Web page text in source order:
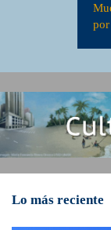
Lo más reciente